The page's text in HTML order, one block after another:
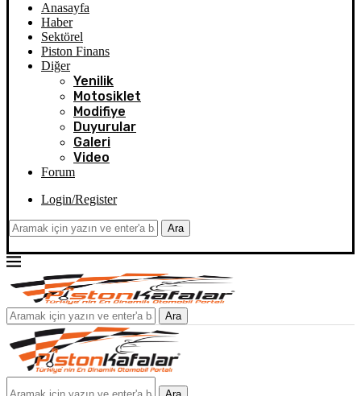
Anasayfa
Haber
Sektörel
Piston Finans
Diğer
Yenilik
Motosiklet
Modifiye
Duyurular
Galeri
Video
Forum
Login/Register
Ara
Ara